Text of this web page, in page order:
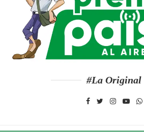
#La Original